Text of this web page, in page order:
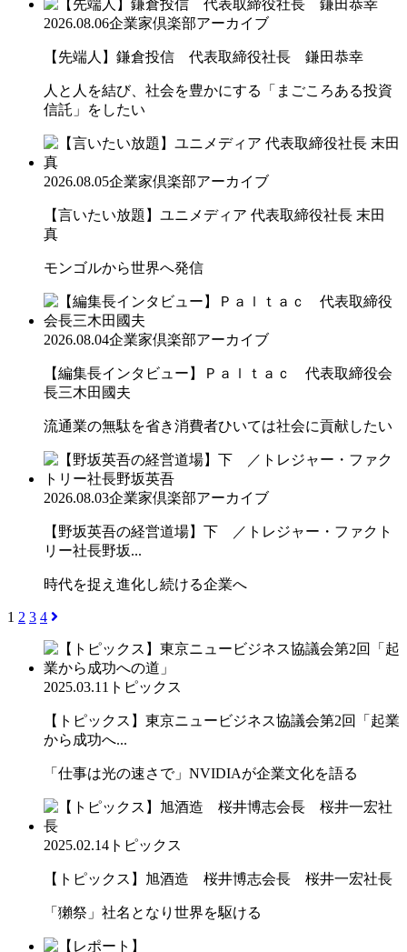
2026.08.06企業家倶楽部アーカイブ
【先端人】鎌倉投信 代表取締役社長 鎌田恭幸
人と人を結び、社会を豊かにする「まごころある投資
信託」をしたい
2026.08.05企業家倶楽部アーカイブ
【言いたい放題】ユニメディア 代表取締役社長 末田
真
モンゴルから世界へ発信
2026.08.04企業家倶楽部アーカイブ
【編集長インタビュー】Ｐａｌｔａｃ 代表取締役会
長三木田國夫
流通業の無駄を省き消費者ひいては社会に貢献したい
2026.08.03企業家倶楽部アーカイブ
【野坂英吾の経営道場】下 ／トレジャー・ファクト
リー社長野坂...
時代を捉え進化し続ける企業へ
1 2 3 4
2025.03.11 トピックス
【トピックス】東京ニュービジネス協議会第2回「起業
から成功へ...
「仕事は光の速さで」NVIDIAが企業文化を語る
2025.02.14 トピックス
【トピックス】旭酒造 桜井博志会長 桜井一宏社長
「獺祭」社名となり世界を駆ける